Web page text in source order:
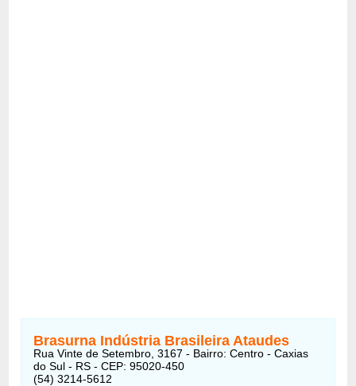
Brasurna Indústria Brasileira Ataudes
Rua Vinte de Setembro, 3167 - Bairro: Centro - Caxias
do Sul - RS - CEP: 95020-450
(54) 3214-5612